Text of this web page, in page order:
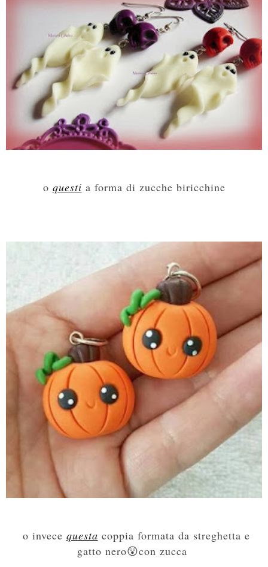
o questi a forma di zucche biricchine
o invece questa coppia formata da streghetta e
gatto nero😲con zucca